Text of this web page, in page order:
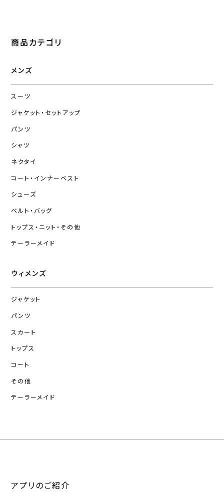
商品カテゴリ
メンズ
スーツ
ジャケット・セットアップ
パンツ
シャツ
ネクタイ
コート・インナーベスト
シューズ
ベルト・バッグ
トップス・ニット・その他
テーラーメイド
ウィメンズ
ジャケット
パンツ
スカート
トップス
コート
その他
テーラーメイド
アプリのご紹介